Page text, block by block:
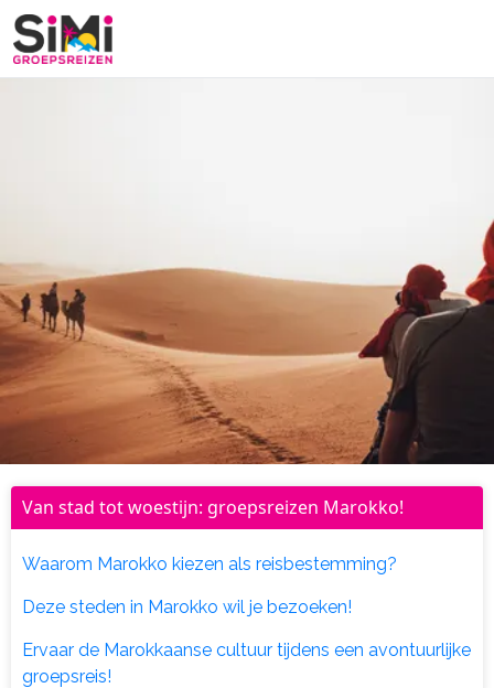
Van stad tot woestijn: groepsreizen Marokko!
Waarom Marokko kiezen als reisbestemming?
Deze steden in Marokko wil je bezoeken!
Ervaar de Marokkaanse cultuur tijdens een avontuurlijke
groepsreis!